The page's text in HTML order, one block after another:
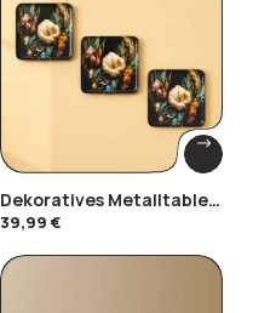
Dekoratives Metalltablett
& Wanddekoration
39,99 €